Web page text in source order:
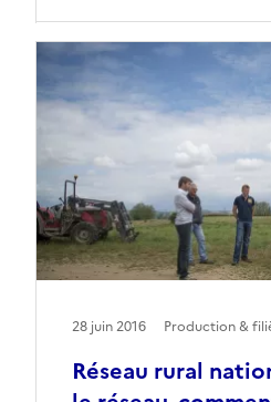
Réseau rural
28 juin 2016 Production &